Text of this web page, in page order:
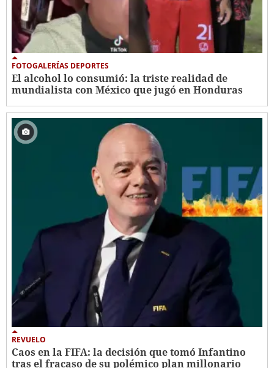
FOTOGALERÍAS DEPORTES
El alcohol lo consumió: la triste realidad de
mundialista con México que jugó en Honduras
REVUELO
Caos en la FIFA: la decisión que tomó Infantino
tras el fracaso de su polémico plan millonario